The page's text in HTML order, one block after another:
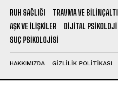
RUH SAĞLIĞI TRAVMA VE BILINÇALTI
AŞK VE İLIŞKILER
DIJITAL PSIKOLOJI
SUÇ PSIKOLOJISI
HAKKIMIZDA GIZLILIK POLITIKASI